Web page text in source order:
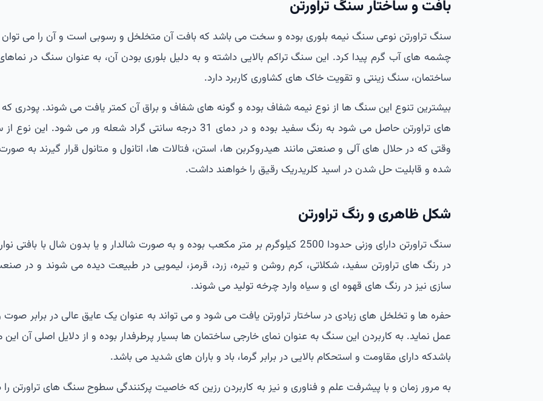
بافت و ساختار سنگ تراورتن
سنگ تراورتن نوعی سنگ نیمه بلوری بوده و سخت می باشد که بافت آن متخلخل و رسوبی است و آن را می
چشمه های آب گرم پیدا کرد. این سنگ تراکم بالایی داشته و به دلیل بلوری بودن آن، به عنوان سنگ در
ساختمان، سنگ زینتی و تقویت خاک های کشاوری کاربرد دارد.
بیشترین تنوع این سنگ ها از نوع نیمه شفاف بوده و گونه های شفاف و براق آن کمتر یافت می شوند. پودری
های تراورتن حاصل می شود به رنگ سفید بوده و در دمای 31 درجه سانتی گراد شعله ور می شود.
وقتی که در حلال های آلی و صنعتی مانند هیدروکربن ها، استن، فتالات ها، اتانول و متانول قرار گیرند به
شده و قابلیت حل شدن در اسید کلریدریک رقیق را خواهند داشت.
شکل ظاهری و رنگ تراورتن
سنگ تراورتن دارای وزنی حدودا 2500 کیلوگرم بر متر مکعب بوده و به صورت شالدار و یا بدون شال با
در رنگ های تراورتن سفید، شکلاتی، کرم روشن و تیره، زرد، قرمز، لیمویی در طبیعت دیده می شوند و در
سازی نیز در رنگ های قهوه ای و سیاه وارد چرخه تولید می شوند.
حفره ها و تخلخل های زیادی در ساختار تراورتن یافت می شود و می تواند به عنوان یک عایق عالی در برابر
عمل نماید. به کاربردن این سنگ به عنوان نمای خارجی ساختمان ها بسیار پرطرفدار بوده و از دلایل اصلی آن این
باشدکه دارای مقاومت و استحکام بالایی در برابر گرما، باد و باران های شدید می باشد.
به مرور زمان و با پیشرفت علم و فناوری و نیز به کاربردن رزین که خاصیت پرکنندگی سطوح سنگ های تراورتن